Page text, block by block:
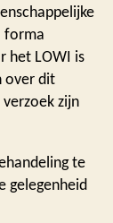
forma
het LOWI is
over dit
zijn
te
gelegenheid